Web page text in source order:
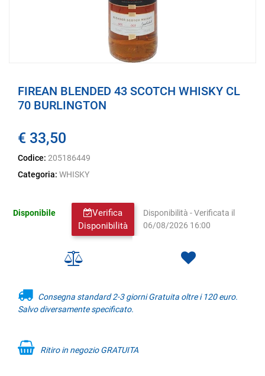
FIREAN BLENDED 43 SCOTCH WHISKY CL
70 BURLINGTON
€ 33,50
Codice: 205186449
Categoria: WHISKY
Verifica
Disponibilità
Disponibile
Disponibilità - Verificata il
06/08/2026 16:00
Consegna standard 2-3 giorni Gratuita oltre i 120 euro.
Salvo diversamente specificato.
Ritiro in negozio GRATUITA